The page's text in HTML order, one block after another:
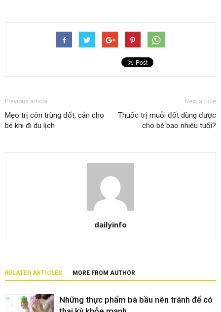
Previous article
Mẹo trị côn trùng đốt, cắn cho
bé khi đi du lịch
Next article
Thuốc trị muỗi đốt dùng được
cho bé bao nhiêu tuổi?
dailyinfo
RELATED ARTICLES MORE FROM AUTHOR
Những thực phẩm bà bầu nên tránh để có